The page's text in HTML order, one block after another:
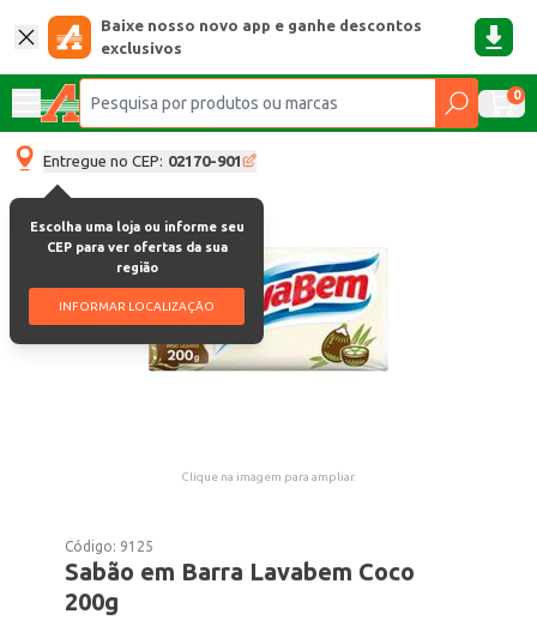
Baixe nosso novo app e ganhe descontos
exclusivos
0
Entregue no CEP: 02170-901
Escolha uma loja ou informe seu
CEP para ver ofertas da sua
região
INFORMAR LOCALIZAÇÃO
Clique na imagem para ampliar.
Código: 9125
Sabão em Barra Lavabem Coco
200g